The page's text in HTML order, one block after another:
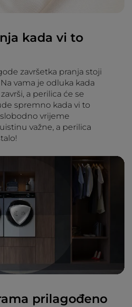
kada vi to
završetka pranja stoji
vama je odluka kada
a perilica će se
spremno kada vi to
vrijeme
važne, a perilica
prilagođeno